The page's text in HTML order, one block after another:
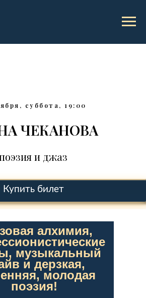
суббота, 19:00
ЧЕКАНОВА
и джаз
Купить билет
алхимия,
музыкальный
и дерзкая,
молодая
поэзия!